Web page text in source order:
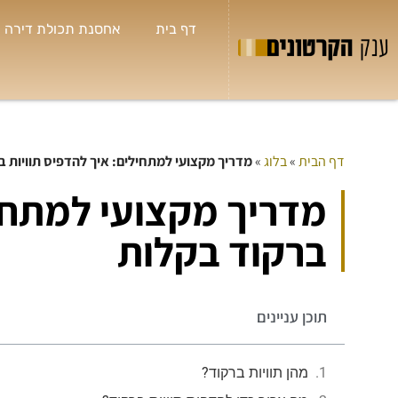
דף בית אחסנת תכולת דירה
דף הבית»בלוג»מדריך מקצועי למתחילים: איך להדפיס תוויות
מדריך מקצועי
ברקוד בקלות
תוכן עניינים
מהן תוויות ברקוד?
שי

